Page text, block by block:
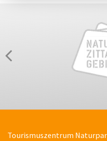
Tourismuszentrum